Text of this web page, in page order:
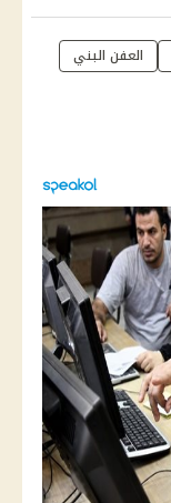
العفن البني